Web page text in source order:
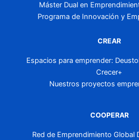
Máster Dual en
Programa de Innovación y
CREAR
Espacios para emprender:
Crecer+
Nuestros proyectos
COOPERAR
Red de Emprendimiento Global